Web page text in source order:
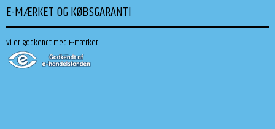
E-MÆRKET OG KØBSGARANTI
Vi er godkendt med E-mærket: